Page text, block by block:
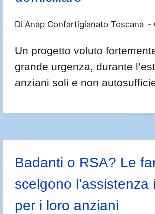
Di Anap Confartigianato Toscana
Un progetto voluto
grande urgenza, durante
anziani soli e non
Badanti o RSA? Le
scelgono l’assistenza
per i loro anziani